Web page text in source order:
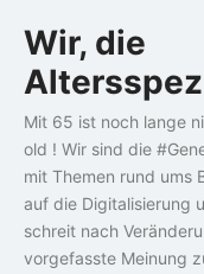
to
content
Wir, die
Mit 65 ist noch lange
old ! Wir sind die
mit Themen rund ums
auf die Digitalisierung
schreit nach
vorgefasste Meinung